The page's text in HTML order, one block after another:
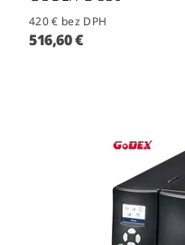
420 € bez DPH
516,60 €